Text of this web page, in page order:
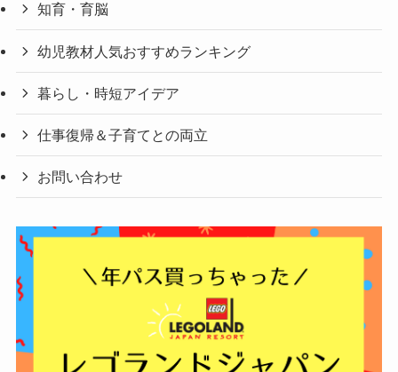
知育・育脳
幼児教材人気おすすめランキング
暮らし・時短アイデア
仕事復帰＆子育てとの両立
お問い合わせ